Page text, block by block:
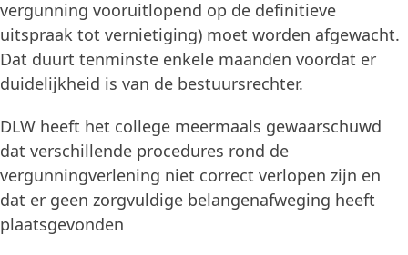
vergunning vooruitlopend op de definitieve
uitspraak tot vernietiging) moet worden afgewacht.
Dat duurt tenminste enkele maanden voordat er
duidelijkheid is van de bestuursrechter.
DLW heeft het college meermaals gewaarschuwd
dat verschillende procedures rond de
vergunningverlening niet correct verlopen zijn en
dat er geen zorgvuldige belangenafweging heeft
plaatsgevonden